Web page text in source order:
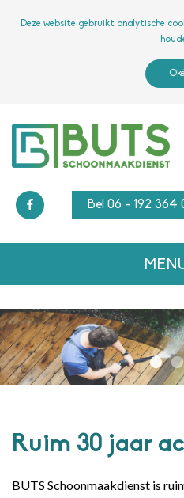
Deze website gebruikt analytische
Bel 06 - 192 364
Ruim 30 jaar
BUTS Schoonmaakdienst is